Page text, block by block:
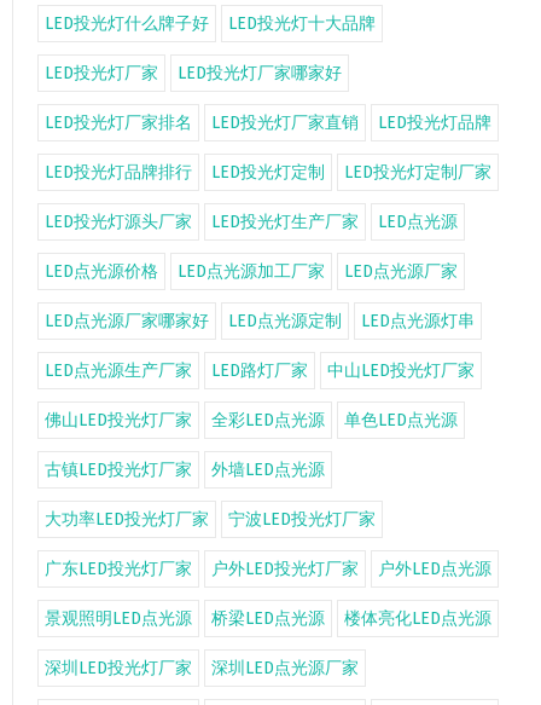
LED投光灯什么牌子好 LED投光灯十大品牌
LED投光灯厂家 LED投光灯厂家哪家好
LED投光灯厂家排名 LED投光灯厂家直销 LED投光灯品牌
LED投光灯品牌排行 LED投光灯定制 LED投光灯定制厂家
LED投光灯源头厂家 LED投光灯生产厂家 LED点光源
LED点光源价格 LED点光源加工厂家 LED点光源厂家
LED点光源厂家哪家好 LED点光源定制 LED点光源灯串
LED点光源生产厂家 LED路灯厂家 中山LED投光灯厂家
佛山LED投光灯厂家 全彩LED点光源 单色LED点光源
古镇LED投光灯厂家 外墙LED点光源
大功率LED投光灯厂家 宁波LED投光灯厂家
广东LED投光灯厂家 户外LED投光灯厂家 户外LED点光源
景观照明LED点光源 桥梁LED点光源 楼体亮化LED点光源
深圳LED投光灯厂家 深圳LED点光源厂家